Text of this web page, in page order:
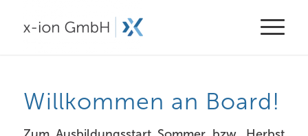
Willkommen an Board!